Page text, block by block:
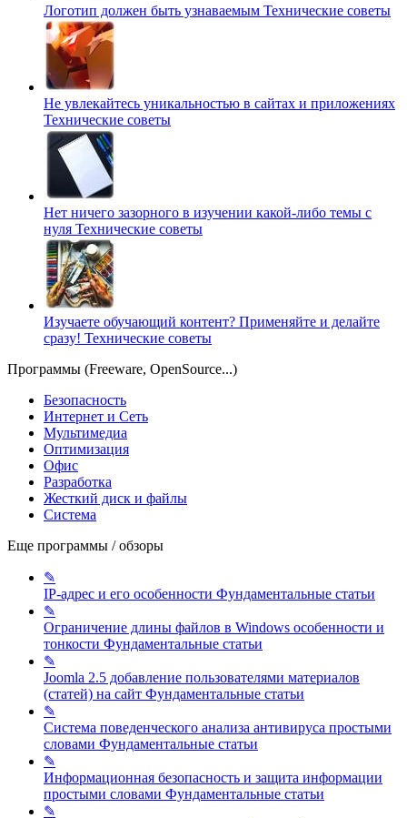
Логотип должен быть узнаваемым Технические советы
Не увлекайтесь уникальностью в сайтах и приложениях
Технические советы
Нет ничего зазорного в изучении какой-либо темы с
нуля Технические советы
Изучаете обучающий контент? Применяйте и делайте
сразу! Технические советы
Программы (Freeware, OpenSource...)
Безопасность
Интернет и Сеть
Мультимедиа
Оптимизация
Офис
Разработка
Жесткий диск и файлы
Система
Еще программы / обзоры
✎
IP-адрес и его особенности Фундаментальные статьи
✎
Ограничение длины файлов в Windows особенности и
тонкости Фундаментальные статьи
✎
Joomla 2.5 добавление пользователями материалов
(статей) на сайт Фундаментальные статьи
✎
Система поведенческого анализа антивируса простыми
словами Фундаментальные статьи
✎
Информационная безопасность и защита информации
простыми словами Фундаментальные статьи
✎